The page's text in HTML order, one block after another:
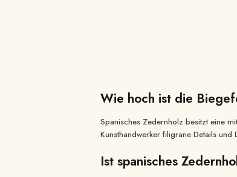
Wie hoch ist die
Spanisches Zedernholz besitzt eine
Kunsthandwerker filigrane Details und
Ist spanisches